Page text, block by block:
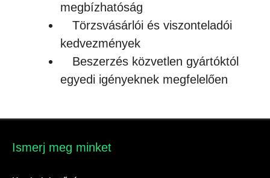
megbízhatóság
Törzsvásárlói és viszonteladói
kedvezmények
Beszerzés közvetlen gyártóktól
egyedi igényeknek megfelelően
Ismerj meg minket​